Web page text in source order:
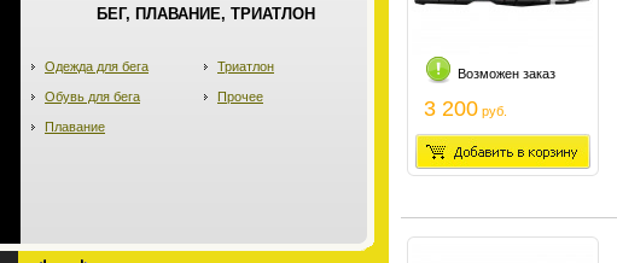
БЕГ, ПЛАВАНИЕ, ТРИАТЛОН
Одежда для бега
Обувь для бега
Плавание
Триатлон
Прочее
Возможен заказ
3 200 руб.